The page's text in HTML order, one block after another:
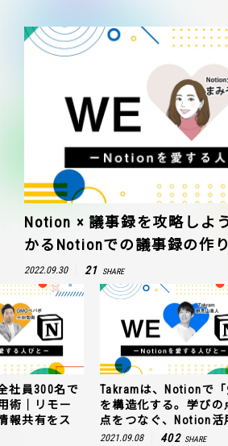
Notion × 議事録を攻略しよ
かるNotionでの議事録の作
2022.09.30 21 SHARE
社員300名で
術｜リモー
報共有をス
Takramは、Notionで「
を構造化する。学びの
点をつなぐ、Notion活
2021.09.08 402 SHARE